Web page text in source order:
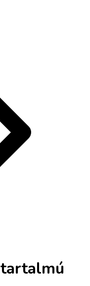
tartalmú